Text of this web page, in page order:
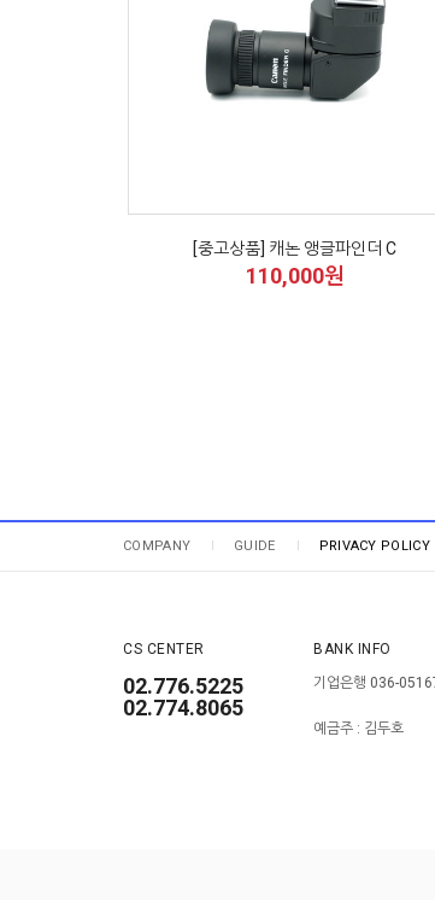
[중고상품] 캐논 앵글파인더 C
110,000원
COMPANY GUIDE PRIVACY POLICY
CS CENTER
02.776.5225
02.774.8065
BANK INFO
기업은행 036-
예금주 : 김두호